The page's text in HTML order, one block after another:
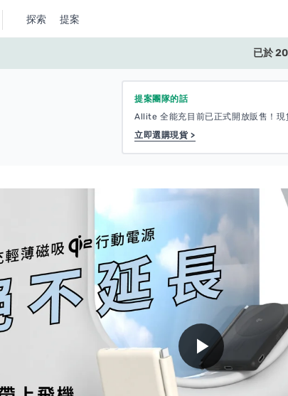
探索 提案
已於
提案團隊的話
Allite 全能充目前已正式開放販售！現
立即選購現貨 >
play_arrow